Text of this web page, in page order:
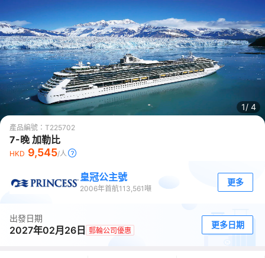
1/ 4
產品編號： T225702
7-晚 加勒比
HKD 9,545/人
皇冠公主號
2006年首航113,561 噸
更多
出發日期
2027年02月26日 郵輪公司優惠
更多日期